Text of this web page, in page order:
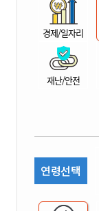
경제/일자리
재난/안전
연령선택